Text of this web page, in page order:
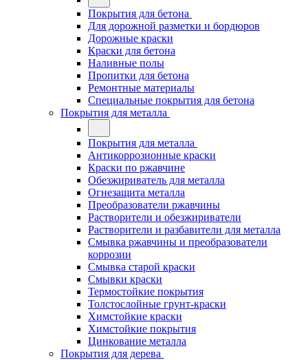
Покрытия для бетона
Для дорожной разметки и бордюров
Дорожные краски
Краски для бетона
Наливные полы
Пропитки для бетона
Ремонтные материалы
Специальные покрытия для бетона
Покрытия для металла
Покрытия для металла
Антикоррозионные краски
Краски по ржавчине
Обезжириватель для металла
Огнезащита металла
Преобразователи ржавчины
Растворители и обезжириватели
Растворители и разбавители для металла
Смывка ржавчины и преобразователи
коррозии
Смывка старой краски
Смывки краски
Термостойкие покрытия
Толстослойные грунт-краски
Химстойкие краски
Химстойкие покрытия
Цинкование металла
Покрытия для дерева